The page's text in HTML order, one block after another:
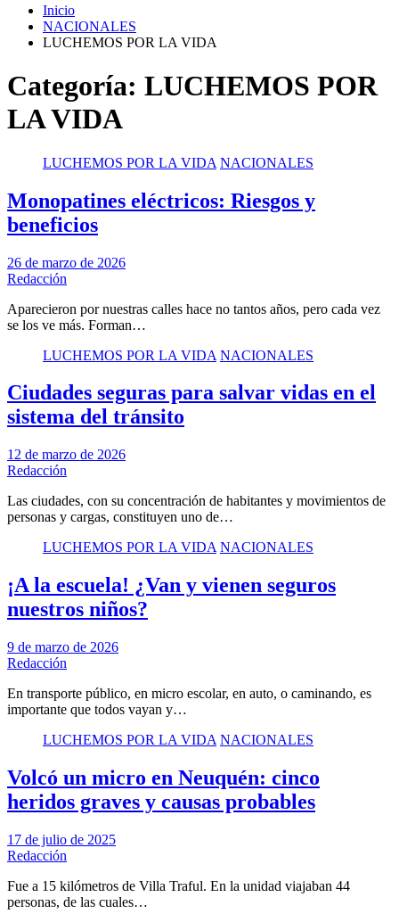
Inicio
NACIONALES
LUCHEMOS POR LA VIDA
Categoría: LUCHEMOS POR
LA VIDA
LUCHEMOS POR LA VIDA NACIONALES
Monopatines eléctricos: Riesgos y
beneficios
26 de marzo de 2026
Redacción
Aparecieron por nuestras calles hace no tantos años, pero cada vez
se los ve más. Forman…
LUCHEMOS POR LA VIDA NACIONALES
Ciudades seguras para salvar vidas en el
sistema del tránsito
12 de marzo de 2026
Redacción
Las ciudades, con su concentración de habitantes y movimientos de
personas y cargas, constituyen uno de…
LUCHEMOS POR LA VIDA NACIONALES
¡A la escuela! ¿Van y vienen seguros
nuestros niños?
9 de marzo de 2026
Redacción
En transporte público, en micro escolar, en auto, o caminando, es
importante que todos vayan y…
LUCHEMOS POR LA VIDA NACIONALES
Volcó un micro en Neuquén: cinco
heridos graves y causas probables
17 de julio de 2025
Redacción
Fue a 15 kilómetros de Villa Traful. En la unidad viajaban 44
personas, de las cuales…